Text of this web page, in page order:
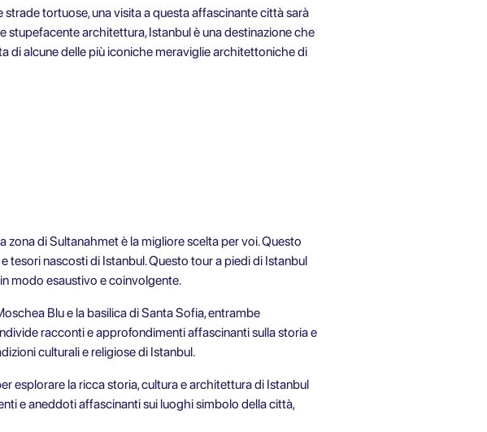
tortuose, una visita a questa affascinante città sarà
stupefacente architettura, Istanbul è una destinazione che
di alcune delle più iconiche meraviglie architettoniche di
zona di Sultanahmetè la migliore scelta per voi. Questo
nascosti di Istanbul. Questo tour a piedi di Istanbul
modo esaustivo e coinvolgente.
Blu e la basilica di Santa Sofia, entrambe
racconti e approfondimenti affascinanti sulla storia e
culturali e religiose di Istanbul.
esplorare la ricca storia, cultura e architettura di Istanbul
e aneddoti affascinanti sui luoghi simbolo della città,